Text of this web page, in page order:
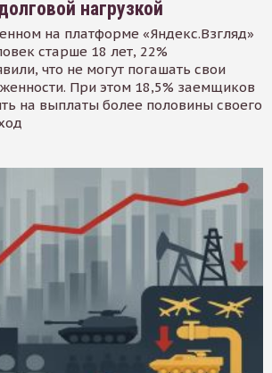
нагрузкой
на платформе «Яндекс.Взгляд»
старше 18 лет, 22%
что не могут погашать свои
При этом 18,5% заемщиков
на выплаты более половины своего